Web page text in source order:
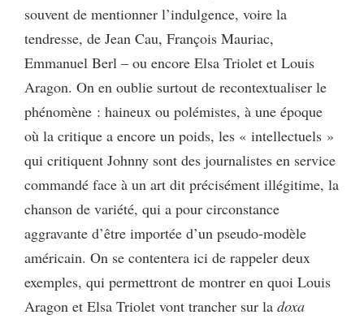
souvent de mentionner l’indulgence, voire la
tendresse, de Jean Cau, François Mauriac,
Emmanuel Berl – ou encore Elsa Triolet et Louis
Aragon. On en oublie surtout de recontextualiser le
phénomène : haineux ou polémistes, à une époque
où la critique a encore un poids, les « intellectuels »
qui critiquent Johnny sont des journalistes en service
commandé face à un art dit précisément illégitime, la
chanson de variété, qui a pour circonstance
aggravante d’être importée d’un pseudo-modèle
américain. On se contentera ici de rappeler deux
exemples, qui permettront de montrer en quoi Louis
Aragon et Elsa Triolet vont trancher sur la doxa